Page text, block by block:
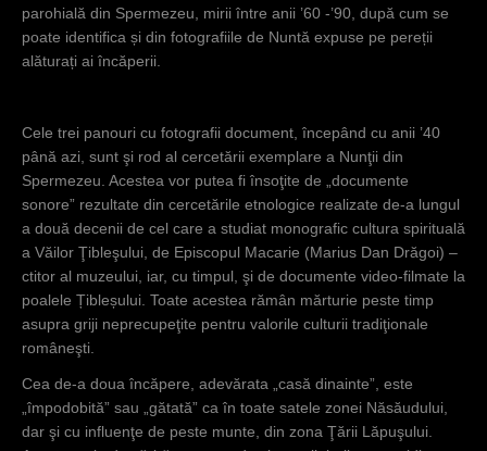
parohială din Spermezeu, mirii între anii ’60 -’90, după cum se
poate identifica și din fotografiile de Nuntă expuse pe pereții
alăturați ai încăperii.
Cele trei panouri cu fotografii document, începând cu anii ’40
până azi, sunt şi rod al cercetării exemplare a Nunţii din
Spermezeu. Acestea vor putea fi însoţite de „documente
sonore” rezultate din cercetările etnologice realizate de-a lungul
a două decenii de cel care a studiat monografic cultura spirituală
a Văilor Ţibleşului, de Episcopul Macarie (Marius Dan Drăgoi) –
ctitor al muzeului, iar, cu timpul, şi de documente video-filmate la
poalele Țibleșului. Toate acestea rămân mărturie peste timp
asupra griji neprecupeţite pentru valorile culturii tradiţionale
româneşti.
Cea de-a doua încăpere, adevărata „casă dinainte”, este
„împodobită” sau „gătată” ca în toate satele zonei Năsăudului,
dar şi cu influenţe de peste munte, din zona Ţării Lăpuşului.